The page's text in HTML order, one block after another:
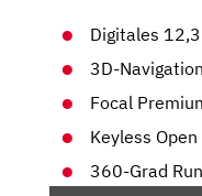
Digitales
3D-
Focal
Keyless
360-Grad